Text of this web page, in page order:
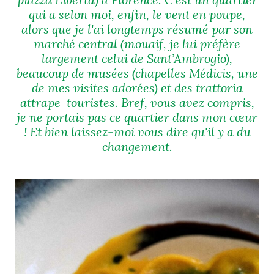
NOS ARTICLES ART ET DESIGN
Burano, la palette
de tous les
superlatifs
qui a selon moi, enfin, le vent en poupe,
alors que je l'ai longtemps résumé par son
marché central (mouaif, je lui préfère
largement celui de Sant’Ambrogio),
beaucoup de musées (chapelles Médicis, une
de mes visites adorées) et des trattoria
attrape-touristes. Bref, vous avez compris,
je ne portais pas ce quartier dans mon cœur
! Et bien laissez-moi vous dire qu'il y a du
changement.